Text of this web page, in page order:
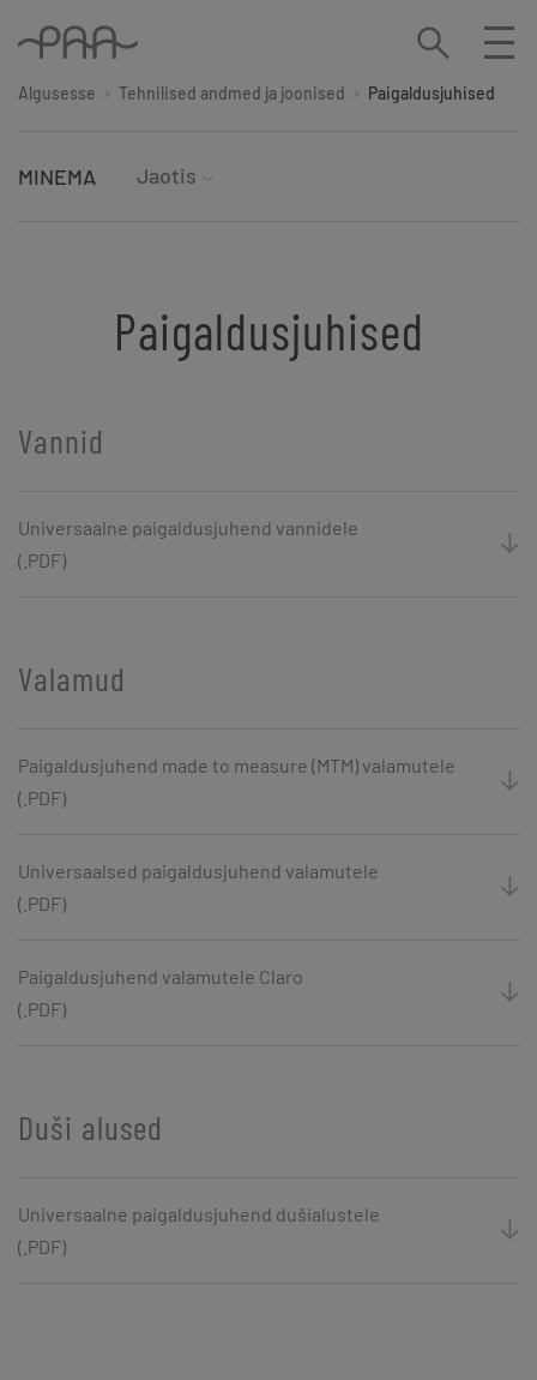
Algusesse Tehnilised andmed ja joonised Paigaldusjuhised
MINEMA Jaotis
Paigaldusjuhised
Vannid
Universaalne paigaldusjuhend vannidele
(.PDF)
Valamud
Paigaldusjuhend made to measure (MTM) valamutele
(.PDF)
Universaalsed paigaldusjuhend valamutele
(.PDF)
Paigaldusjuhend valamutele Claro
(.PDF)
Duši alused
Universaalne paigaldusjuhend dušialustele
(.PDF)